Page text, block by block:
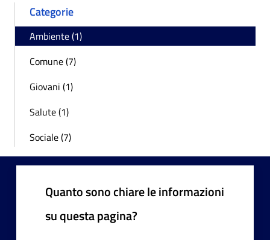
Categorie
Ambiente (1)
Comune (7)
Giovani (1)
Salute (1)
Sociale (7)
Quanto sono chiare le informazioni
su questa pagina?